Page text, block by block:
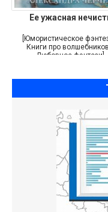
Ее ужасная
[Юмористическое
Книги про
Любовное фэнтези]